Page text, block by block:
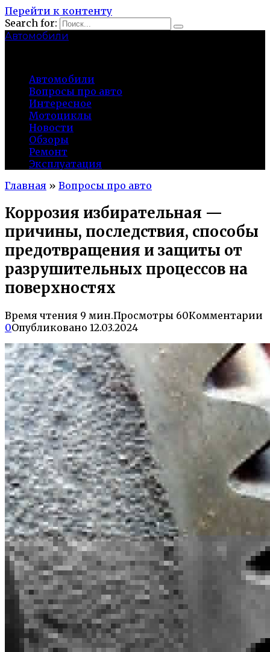
Перейти к контенту
Search for:
Автомобили
Автомобили
Вопросы про авто
Интересное
Мотоциклы
Новости
Обзоры
Ремонт
Эксплуатация
Главная » Вопросы про авто
Коррозия избирательная —
причины, последствия, способы
предотвращения и защиты от
разрушительных процессов на
поверхностях
Время чтения 9 мин.Просмотры 60Комментарии
0Опубликовано 12.03.2024